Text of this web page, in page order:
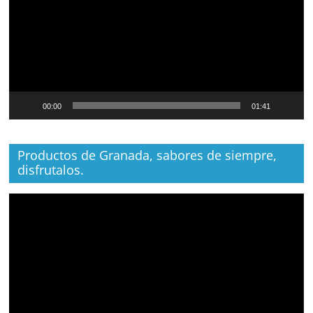
00:00 01:41
Productos de Granada, sabores de siempre,
disfrutalos.